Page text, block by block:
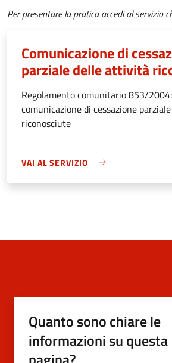
Per presentare la pratica accedi al servizio
Comunicazione di
parziale delle attività
Regolamento comunitario 853/
comunicazione di cessazione
riconosciute
VAI AL SERVIZIO
Quanto sono chiare le
informazioni su questa